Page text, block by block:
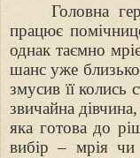
Головна
працює
однак таємно
шанс уже
змусив її
звичайна
яка готова до
вибір – мрія чи